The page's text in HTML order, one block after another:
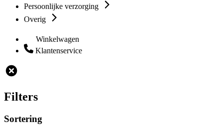
Persoonlijke verzorging
Overig
Winkelwagen
Klantenservice
Filters
Sortering